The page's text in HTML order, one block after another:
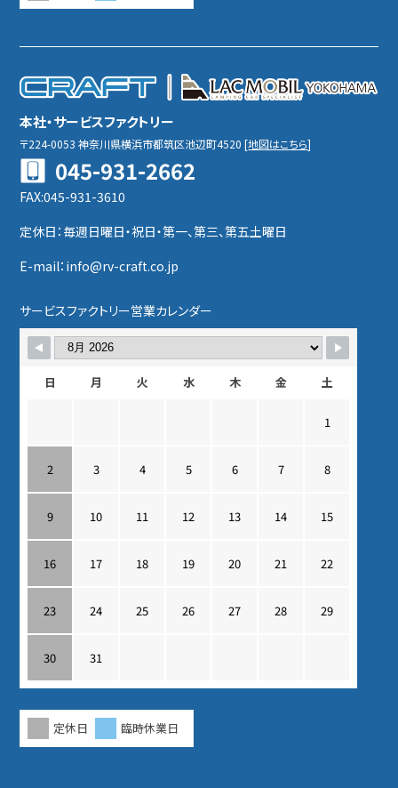
本社・サービスファクトリー
〒224-0053神奈川県横浜市都筑区池辺町4520[地図はこちら]
045-931-2662
FAX:045-931-3610
定休日：毎週日曜日・祝日・第一、第三、第五土曜日
E-mail：info@rv-craft.co.jp
サービスファクトリー営業カレンダー
日 月 火 水 木 金 土
1
2 3 4 5 6 7 8
9 10 11 12 13 14 15
16 17 18 19 20 21 22
23 24 25 26 27 28 29
30 31
定休日 臨時休業日